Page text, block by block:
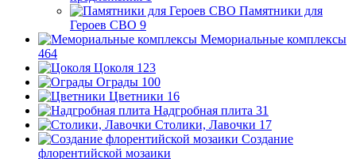
Памятники для
Героев СВО 9
Мемориальные комплексы
464
Цоколя 123
Ограды 100
Цветники 16
Надгробная плита 31
Столики, Лавочки 17
Создание
флорентийской мозаики